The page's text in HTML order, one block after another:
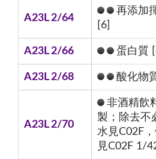
A23L 2/64
再添加
[6]
A23L 2/66 蛋白質
A23L 2/68 酸化物
A23L 2/70
非酒精飲
製；除去不
水見C02F
見C02F 1/